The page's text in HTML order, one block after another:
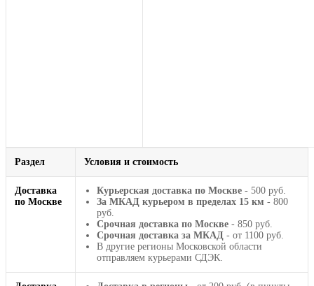
Раздел Условия и стоимость
Доставка
по Москве
Курьерская доставка по Москве - 500 руб.
За МКАД курьером в пределах 15 км - 800
руб.
Срочная доставка по Москве - 850 руб.
Срочная доставка за МКАД - от 1100 руб.
В другие регионы Московской области
отправляем курьерами СДЭК.